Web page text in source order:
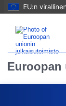
EU:n